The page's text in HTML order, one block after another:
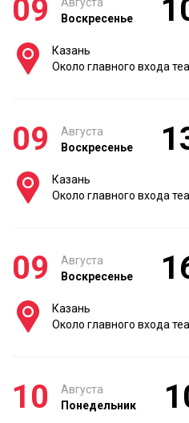
09
Воскресенье
Казань
Около главного входа
09
Августа
Воскресенье
Казань
Около главного входа
09
Августа
Воскресенье
Казань
Около главного входа
10
Августа
Понедельник